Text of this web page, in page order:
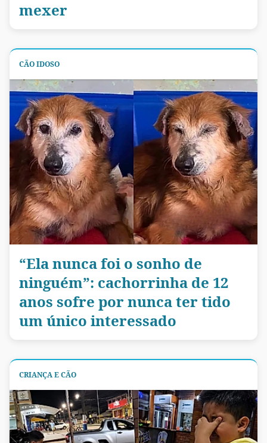
mexer
CÃO IDOSO
“Ela nunca foi o sonho de
ninguém”: cachorrinha de 12
anos sofre por nunca ter tido
um único interessado
CRIANÇA E CÃO